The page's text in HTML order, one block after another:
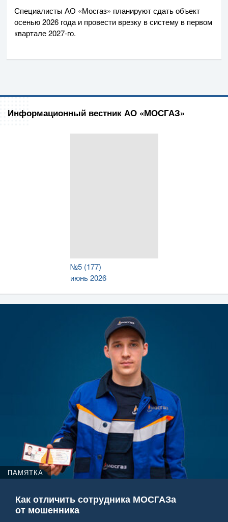
Специалисты АО «Мосгаз» планируют сдать объект
осенью 2026 года и провести врезку в систему в первом
квартале2027-го.
Информационный вестник АО «МОСГАЗ»
№5 (177)
июнь 2026
ПАМЯТКА
Как отличить сотрудника МОСГАЗа
от мошенника